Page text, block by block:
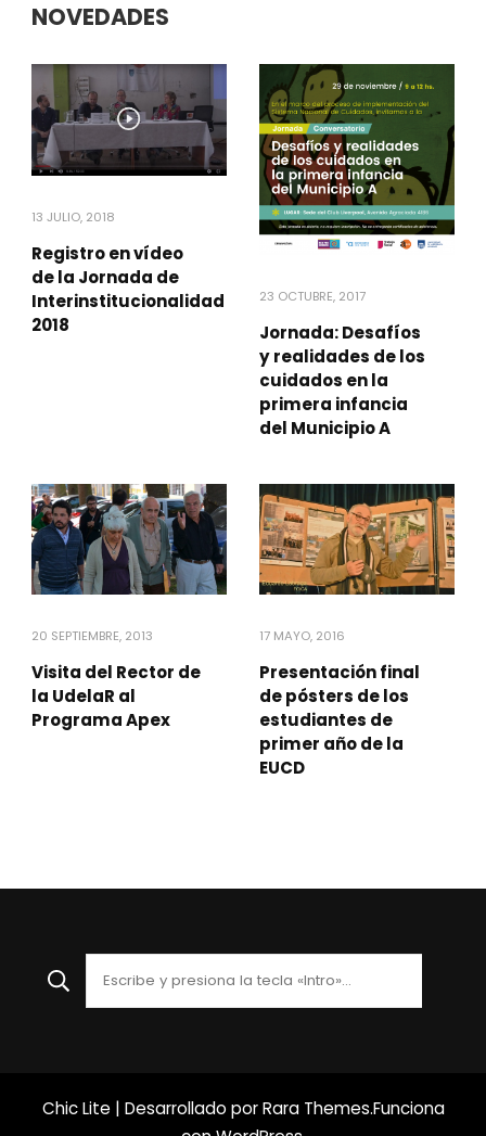
NOVEDADES
13 JULIO, 2018
Registro en vídeo
de la Jornada de
Interinstitucionalidad
2018
23 OCTUBRE, 2017
Jornada: Desafíos
y realidades de los
cuidados en la
primera infancia
del Municipio A
20 SEPTIEMBRE, 2013
Visita del Rector de
la UdelaR al
Programa Apex
17 MAYO, 2016
Presentación final
de pósters de los
estudiantes de
primer año de la
EUCD
Chic Lite | Desarrollado porRara Themes.Funciona